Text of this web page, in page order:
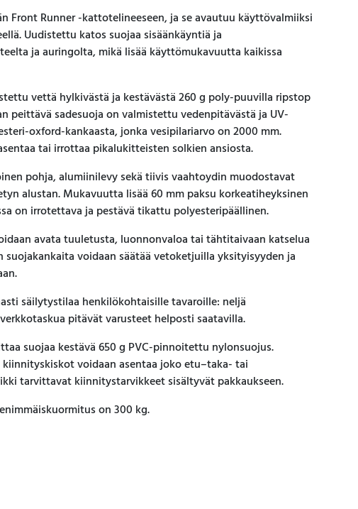
Front Runner -kattotelineeseen, ja se avautuu käyttövalmiiksi
Uudistettu katos suojaa sisäänkäyntiä ja
ja auringolta, mikä lisää käyttömukavuutta kaikissa
vettä hylkivästä ja kestävästä 260 g poly-puuvilla ripstop
peittävä sadesuoja on valmistettu vedenpitävästä ja UV-
oxford-kankaasta, jonka vesipilariarvo on 2000 mm.
tai irrottaa pikalukitteisten solkien ansiosta.
pohja, alumiinilevy sekä tiivis vaahtoydin muodostavat
alustan. Mukavuutta lisää 60 mm paksu korkeatiheyksinen
on irrotettava ja pestävä tikattu polyesteripäällinen.
avata tuuletusta, luonnonvaloa tai tähtitaivaan katselua
suojakankaita voidaan säätää vetoketjuilla yksityisyyden ja
säilytystilaa henkilökohtaisille tavaroille: neljä
pitävät varusteet helposti saatavilla.
suojaa kestävä 650 g PVC-pinnoitettu nylonsuojus.
voidaan asentaa joko etu–taka- tai
tarvittavat kiinnitystarvikkeet sisältyvät pakkaukseen.
on 300 kg.